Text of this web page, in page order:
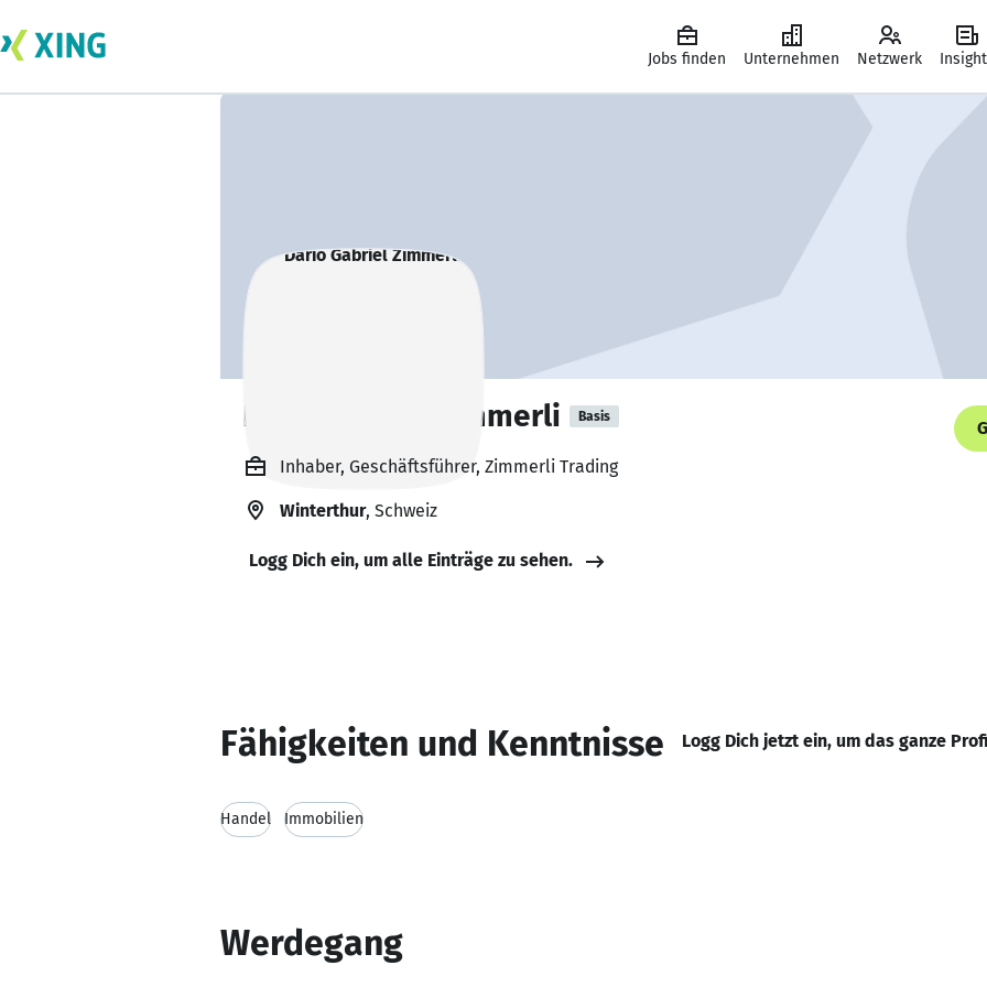
Jobs finden Unternehmen Netzwerk
Dario Gabriel Zimmerli Basis
Inhaber, Geschäftsführer, Zimmerli Trading
Winterthur, Schweiz
Logg Dich ein, um alle Einträge zu sehen.
Fähigkeiten und Kenntnisse Logg Dich jetzt ein, um das ganze
Handel Immobilien
Werdegang